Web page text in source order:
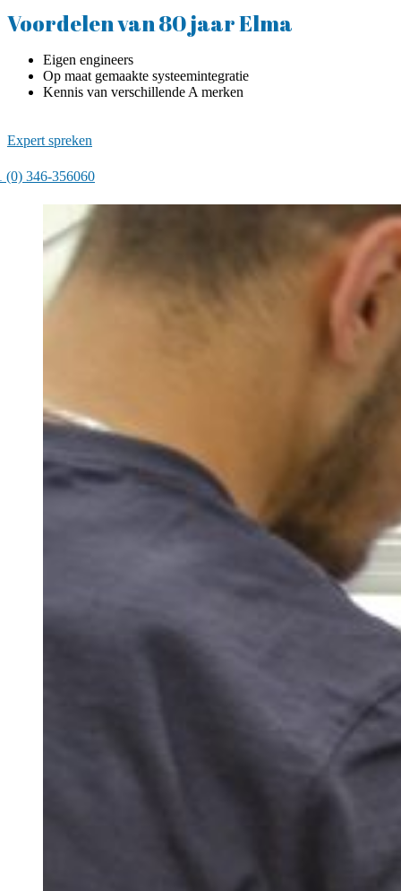
Voordelen van 80 jaar Elma
Eigen engineers
Op maat gemaakte systeemintegratie
Kennis van verschillende A merken
Expert spreken
(0) 346-356060